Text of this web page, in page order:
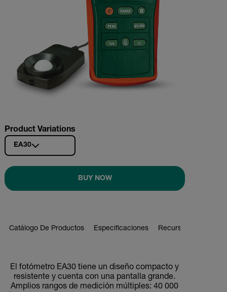
Product Variations
EA30
BUY NOW
Catálogo De Productos Especificaciones Recursos Y
El fotómetro EA30 tiene un diseño compacto y
resistente y cuenta con una pantalla grande.
Amplios rangos de medición múltiples: 40 000